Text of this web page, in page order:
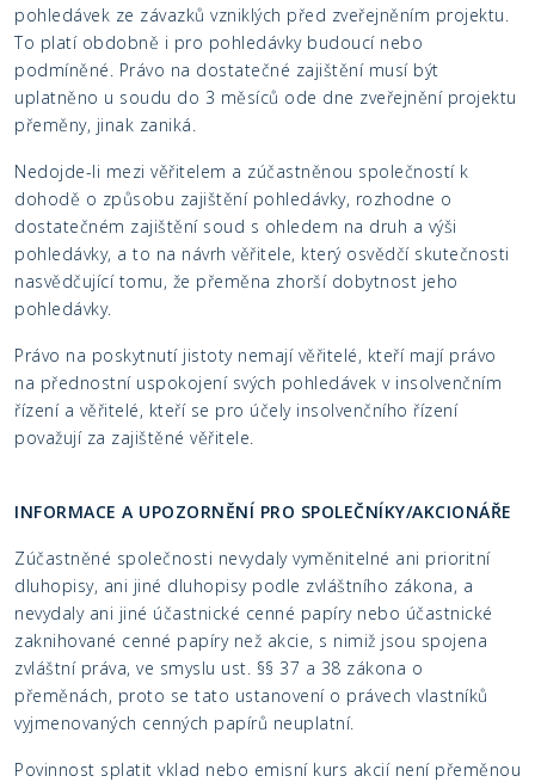
pohledávek ze závazků vzniklých před zveřejněním projektu.
To platí obdobně i pro pohledávky budoucí nebo
podmíněné. Právo na dostatečné zajištění musí být
uplatněno u soudu do 3 měsíců ode dne zveřejnění projektu
přeměny, jinak zaniká.
Nedojde-li mezi věřitelem a zúčastněnou společností k
dohodě o způsobu zajištění pohledávky, rozhodne o
dostatečném zajištění soud s ohledem na druh a výši
pohledávky, a to na návrh věřitele, který osvědčí skutečnosti
nasvědčující tomu, že přeměna zhorší dobytnost jeho
pohledávky.
Právo na poskytnutí jistoty nemají věřitelé, kteří mají právo
na přednostní uspokojení svých pohledávek v insolvenčním
řízení a věřitelé, kteří se pro účely insolvenčního řízení
považují za zajištěné věřitele.
INFORMACE A UPOZORNĚNÍ PRO SPOLEČNÍKY/AKCIONÁŘE
Zúčastněné společnosti nevydaly vyměnitelné ani prioritní
dluhopisy, ani jiné dluhopisy podle zvláštního zákona, a
nevydaly ani jiné účastnické cenné papíry nebo účastnické
zaknihované cenné papíry než akcie, s nimiž jsou spojena
zvláštní práva, ve smyslu ust. §§ 37 a 38 zákona o
přeměnách, proto se tato ustanovení o právech vlastníků
vyjmenovaných cenných papírů neuplatní.
Povinnost splatit vklad nebo emisní kurs akcií není přeměnou